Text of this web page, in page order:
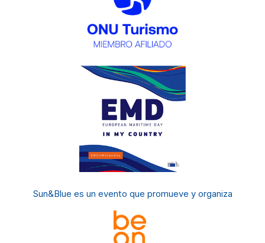
Sun&Blue es un evento que promueve y organiza